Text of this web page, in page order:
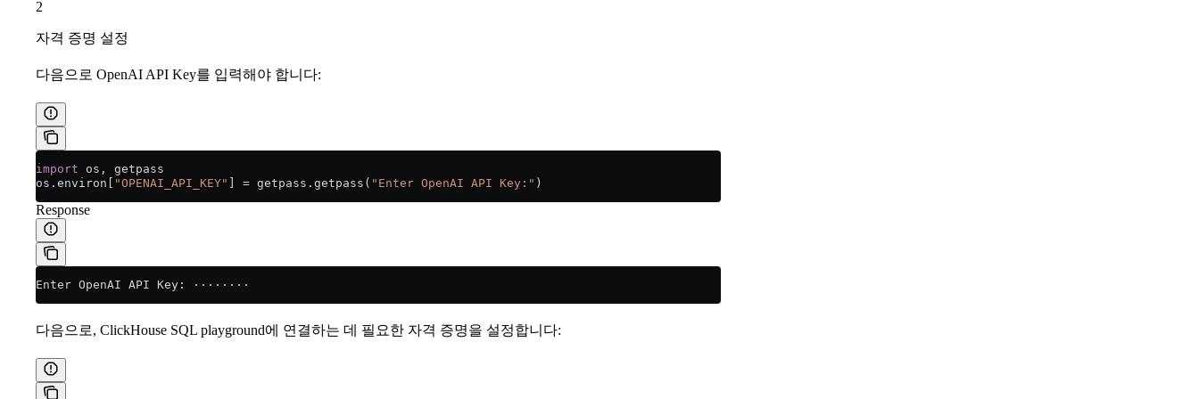
2
자격 증명 설정
다음으로 OpenAI API Key를 입력해야 합니다:
import os, getpass
os.environ[ "OPENAI_API_KEY" ] = getpass.getpass( "Enter OpenAI API Key:" )
Response
Enter OpenAI API Key: ········
다음으로, ClickHouse SQL playground에 연결하는 데 필요한 자격 증명을 설정합니다: